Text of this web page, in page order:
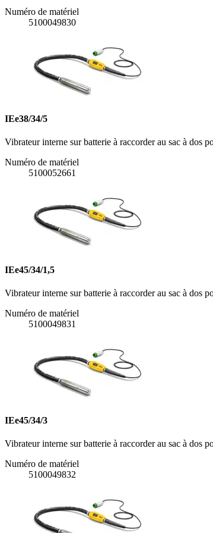
Numéro de matériel
5100049830
IEe38/34/5
Vibrateur interne sur batterie à raccorder au sac à dos
Numéro de matériel
5100052661
IEe45/34/1,5
Vibrateur interne sur batterie à raccorder au sac à dos
Numéro de matériel
5100049831
IEe45/34/3
Vibrateur interne sur batterie à raccorder au sac à dos
Numéro de matériel
5100049832